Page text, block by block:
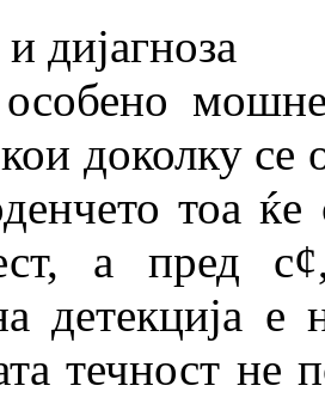
дијагноза
мошне
кои доколку
тоа
а пред
детекција
течност не